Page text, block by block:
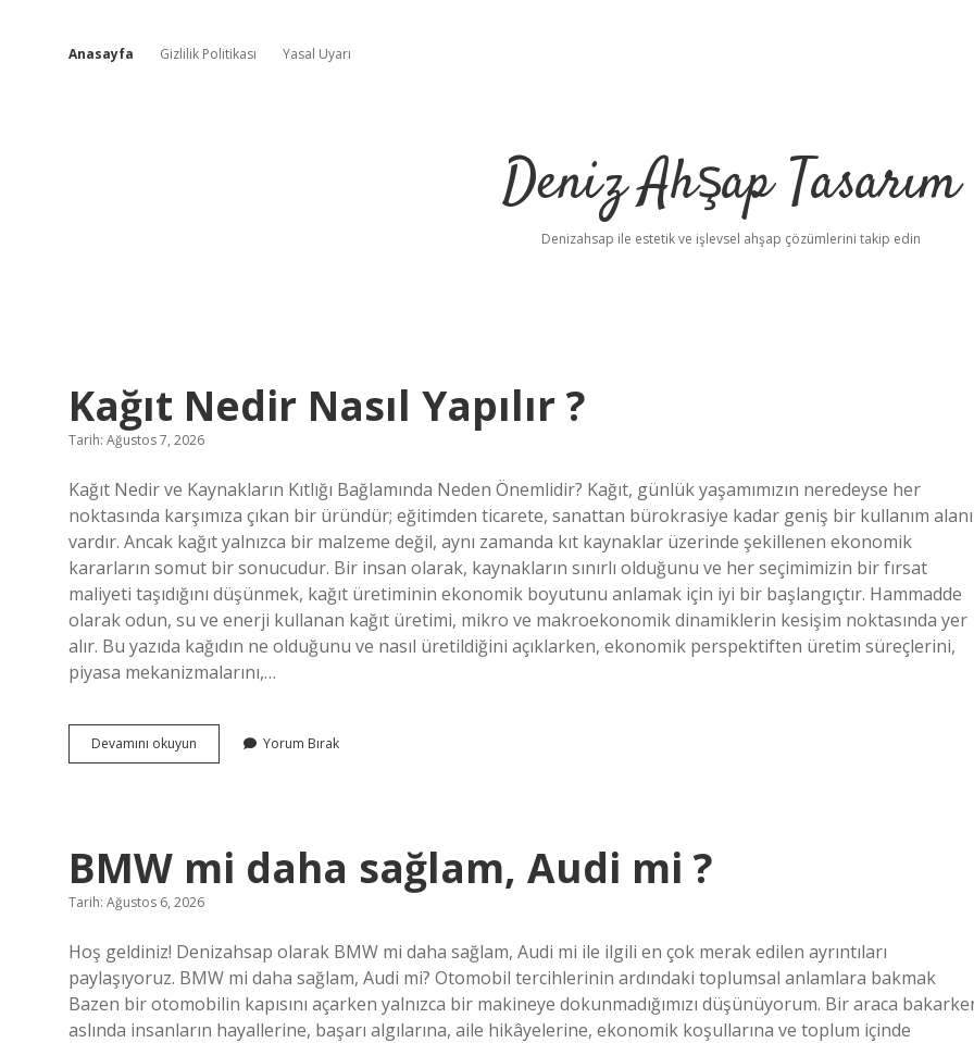
Anasayfa Gizlilik Politikası Yasal Uyarı
Deniz Ahşap Tasarım
Denizahsap ile estetik ve işlevsel ahşap çözümlerini takip edin
Deniz
Ahşap
Tasarım
Yazılar
Kağıt Nedir Nasıl Yapılır ?
Tarih: Ağustos 7, 2026
Kağıt Nedir ve Kaynakların Kıtlığı Bağlamında Neden Önemlidir? Kağıt, günlük yaşamımızın neredeyse her
noktasında karşımıza çıkan bir üründür; eğitimden ticarete, sanattan bürokrasiye kadar geniş bir kullanım alanı
vardır. Ancak kağıt yalnızca bir malzeme değil, aynı zamanda kıt kaynaklar üzerinde şekillenen ekonomik
kararların somut bir sonucudur. Bir insan olarak, kaynakların sınırlı olduğunu ve her seçimimizin bir fırsat
maliyeti taşıdığını düşünmek, kağıt üretiminin ekonomik boyutunu anlamak için iyi bir başlangıçtır. Hammadde
olarak odun, su ve enerji kullanan kağıt üretimi, mikro ve makroekonomik dinamiklerin kesişim noktasında yer
alır. Bu yazıda kağıdın ne olduğunu ve nasıl üretildiğini açıklarken, ekonomik perspektiften üretim süreçlerini,
piyasa mekanizmalarını,…
Devamını okuyun
Nedir
Yorum Bırak
BMW mi daha sağlam, Audi mi ?
Tarih: Ağustos 6, 2026
Hoş geldiniz! Denizahsap olarak BMW mi daha sağlam, Audi mi ile ilgili en çok merak edilen ayrıntıları
paylaşıyoruz. BMW mi daha sağlam, Audi mi? Otomobil tercihlerinin ardındaki toplumsal anlamlara bakmak
Bazen bir otomobilin kapısını açarken yalnızca bir makineye dokunmadığımızı düşünüyorum. Bir araca
aslında insanların hayallerine, başarı algılarına, aile hikâyelerine, ekonomik koşullarına ve toplum içinde